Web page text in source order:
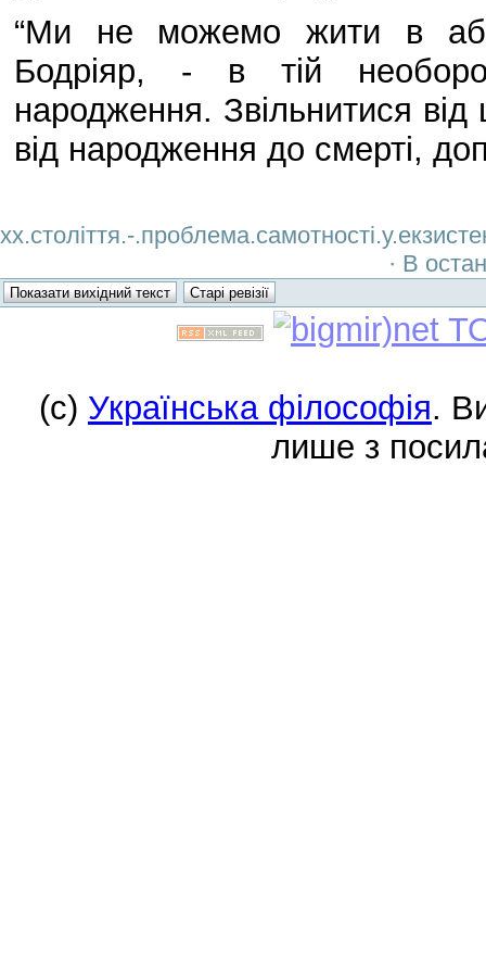
“Ми не можемо жити в
Бодріяр, - в тій
народження. Звільнитися від
від народження до смерті,
хх.століття.-
· В
(c) Українська філософія.
лише з